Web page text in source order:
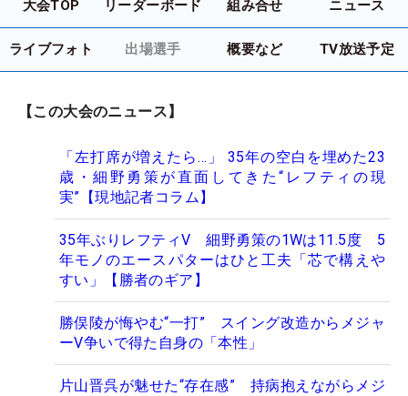
大会TOP リーダーボード 組み合せ ニュース
ライブフォト 出場選手 概要など TV放送予定
【この大会のニュース】
「左打席が増えたら…」 35年の空白を埋めた23
歳・細野勇策が直面してきた“レフティの現
実”【現地記者コラム】
35年ぶりレフティV 細野勇策の1Wは11.5度 5
年モノのエースパターはひと工夫「芯で構えや
すい」【勝者のギア】
勝俣陵が悔やむ“一打” スイング改造からメジャ
ーV争いで得た自身の「本性」
片山晋呉が魅せた“存在感” 持病抱えながらメジ